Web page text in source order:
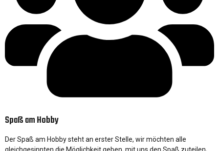
Spaß am Hobby
Der Spaß am Hobby steht an erster Stelle, wir möchten alle